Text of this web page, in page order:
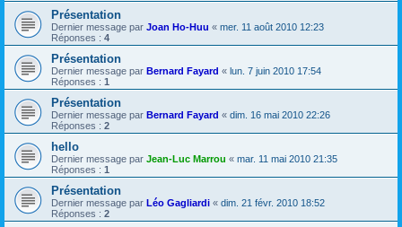
Présentation
Dernier message par Joan Ho-Huu « mer. 11 août 2010 12:23
Réponses : 4
Présentation
Dernier message par Bernard Fayard « lun. 7 juin 2010 17:54
Réponses : 1
Présentation
Dernier message par Bernard Fayard « dim. 16 mai 2010 22:26
Réponses : 2
hello
Dernier message par Jean-Luc Marrou « mar. 11 mai 2010 21:35
Réponses : 1
Présentation
Dernier message par Léo Gagliardi « dim. 21 févr. 2010 18:52
Réponses : 2